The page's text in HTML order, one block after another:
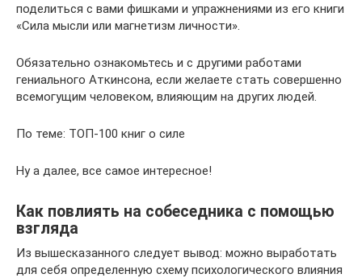
поделиться с вами фишками и упражнениями из его книги
«Сила мысли или магнетизм личности».
Обязательно ознакомьтесь и с другими работами
гениального Аткинсона, если желаете стать совершенно
всемогущим человеком, влияющим на других людей.
По теме: ТОП-100 книг о силе
Ну а далее, все самое интересное!
Как повлиять на собеседника с помощью
взгляда
Из вышесказанного следует вывод: можно выработать
для себя определенную схему психологического влияния